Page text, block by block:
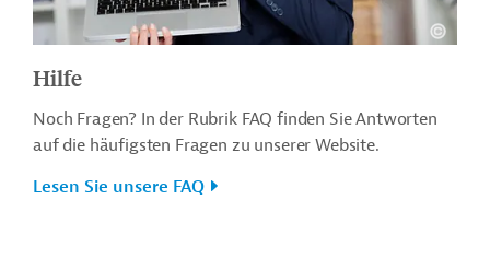
Hilfe
Noch Fragen? In der Rubrik FAQ finden Sie Antworten
auf die häufigsten Fragen zu unserer Website.
Lesen Sie unsere FAQ